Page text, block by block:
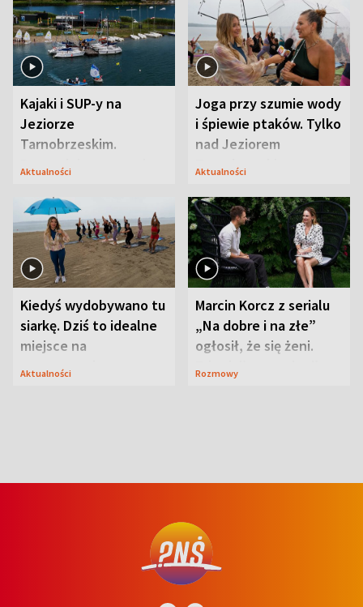
Kajaki i SUP-y na
Jeziorze
Tarnobrzeskim.
Przyrodnicy zwracają
Aktualności
Joga przy szumie wody
i śpiewie ptaków. Tylko
nad Jeziorem
Tarnobrzeskim
Aktualności
Kiedyś wydobywano tu
siarkę. Dziś to idealne
miejsce na
wypoczynek
Aktualności
Marcin Korcz z serialu
„Na dobre i na złe”
ogłosił, że się żeni.
Zdradził, co zmienił
Rozmowy